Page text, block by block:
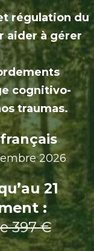
régulation du
aider à gérer
cognitivo-
traumas.
2026
21
:
397 €